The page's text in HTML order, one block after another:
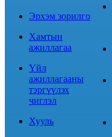
Эрхэм зорилго
Хамтын
ажиллагаа
Үйл
ажиллагааны
тэргүүлэх
чиглэл
Хууль